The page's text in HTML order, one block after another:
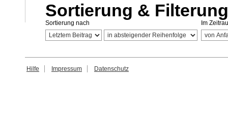
Sortierung & Filterung
Sortierung nach Im
Hilfe Impressum Datenschutz